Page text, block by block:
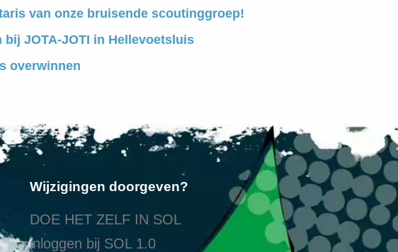
van onze bruisende scoutinggroep!
bij JOTA-JOTI in Hellevoetsluis
overwinnen
Wijzigingen doorgeven?
DOE HET ZELF IN SOL
inloggen bij SOL 1.0